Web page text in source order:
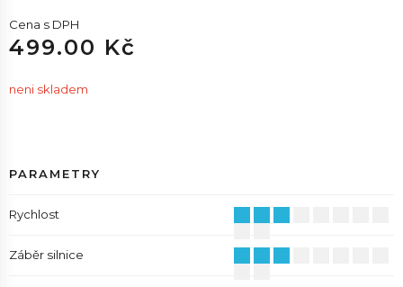
Cena s DPH
499.00 Kč
neni skladem
PARAMETRY
Rychlost
Záběr silnice